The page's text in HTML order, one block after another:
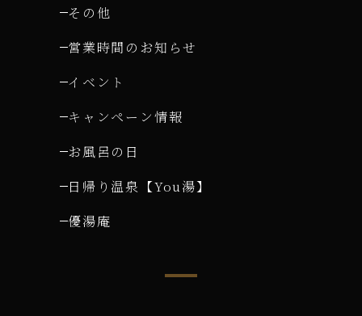
その他
営業時間のお知らせ
イベント
キャンペーン情報
お風呂の日
日帰り温泉【You湯】
優湯庵